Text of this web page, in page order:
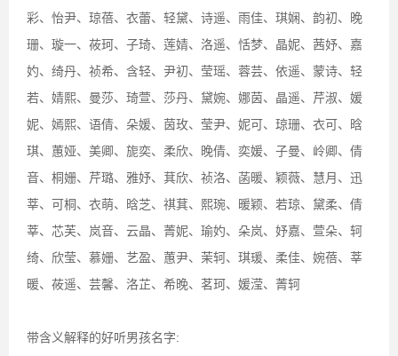
彩、怡尹、琼蓓、衣蕾、轻黛、诗遥、雨佳、琪娴、韵初、晚
珊、璇一、莜珂、子琦、莲婧、洛遥、恬梦、晶妮、茜妤、嘉
妁、绮丹、祯希、含轻、尹初、莹瑶、蓉芸、依遥、蒙诗、轻
若、婧熙、曼莎、琦萱、莎丹、黛婉、娜茵、晶遥、芹淑、媛
妮、嫣熙、语倩、朵媛、茵玫、莹尹、妮可、琼珊、衣可、晗
琪、蕙娅、美卿、旎奕、柔欣、晚倩、奕媛、子曼、岭卿、倩
音、桐姗、芹璐、雅妤、萁欣、祯洛、菡暖、颖薇、慧月、迅
莘、可桐、衣萌、晗芝、祺萁、熙琬、暖颖、若琼、黛柔、倩
莘、芯芙、岚音、云晶、菁妮、瑜妁、朵岚、妤嘉、萱朵、轲
绮、欣莹、慕姗、艺盈、蕙尹、茉轲、琪瑗、柔佳、婉蓓、莘
暖、莜遥、芸馨、洛芷、希晚、茗珂、媛滢、菁轲
带含义解释的好听男孩名字: